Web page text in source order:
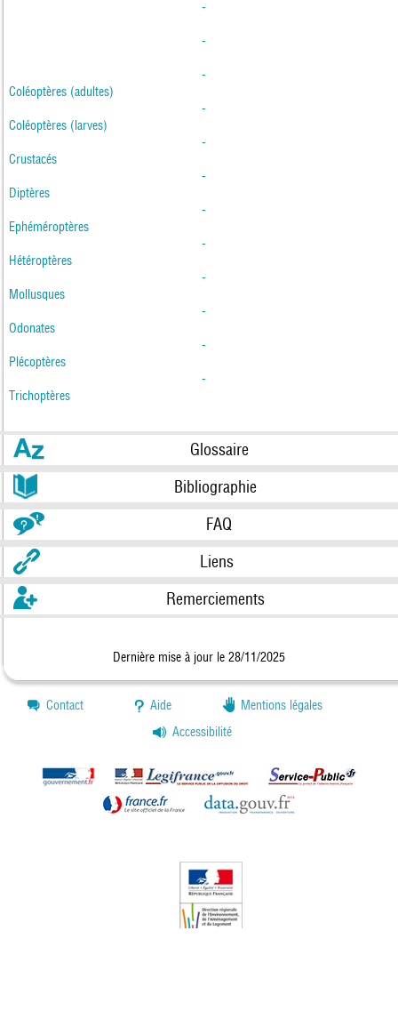
-
-
-
Coléoptères (adultes)
-
Coléoptères (larves)
-
Crustacés
-
Diptères
-
Ephéméroptères
-
Hétéroptères
-
Mollusques
-
Odonates
-
Plécoptères
-
Trichoptères
Glossaire
Bibliographie
FAQ
Liens
Remerciements
Dernière mise à jour le 28/11/2025
Contact Aide
Mentions légales
Accessibilité